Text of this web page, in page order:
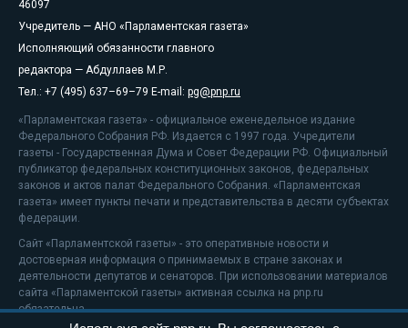
46097
Учредитель — АНО «Парламентская газета»
Исполняющий обязанности главного
редактора — Абдуллаев М.Р.
Тел.: +7 (495) 637–69–79 E-mail: pg@pnp.ru
«Парламентская газета» - официальное еженедельное издание
Федерального Собрания РФ. Издается с 1997 года. Учредители
газеты - Государственная Дума и Совет Федерации РФ. Официальный
публикатор федеральных конституционных законов, федеральных
законов и актов палат Федерального Собрания. «Парламентская
газета» имеет пункты печати и представительства в десяти субъектах
федерации.
Сайт «Парламентской газеты» - это оперативные новости и
достоверная информация о принимаемых в стране законах и
деятельности депутатов и сенаторов. При использовании материалов
сайта «Парламентской газеты» активная ссылка на pnp.ru
обязательна.